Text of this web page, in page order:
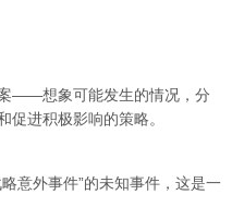
——想象可能发生的情况，分
促进积极影响的策略。
意外事件”的未知事件，这是一